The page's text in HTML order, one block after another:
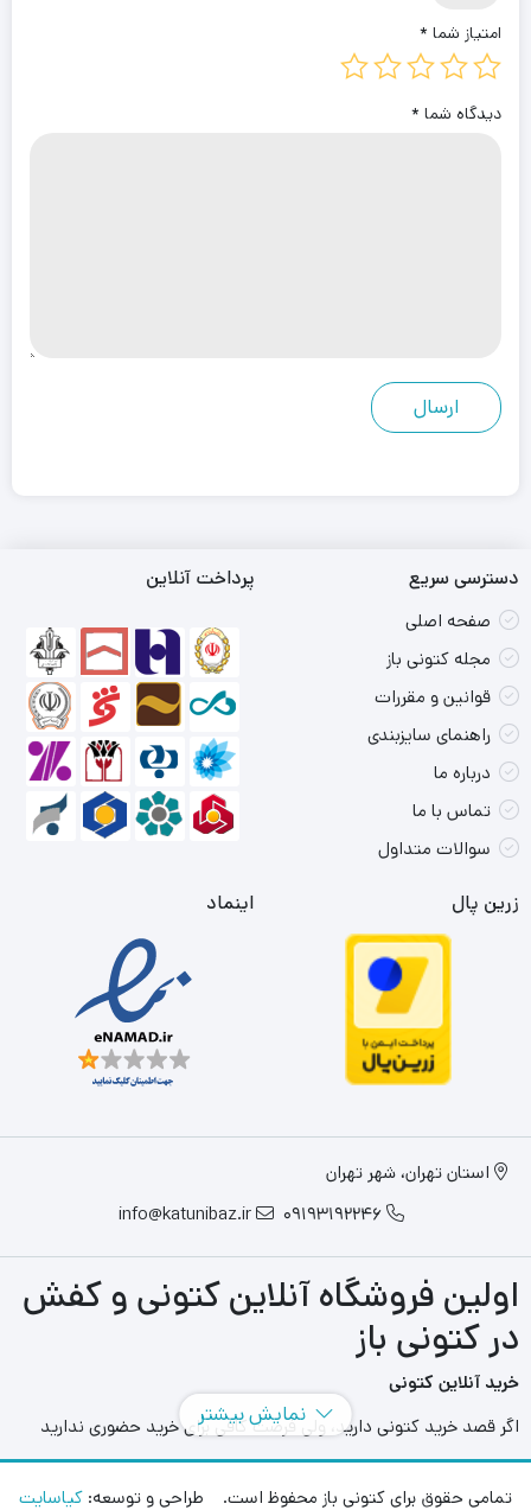
امتیاز شما *
دیدگاه شما *
دسترسی سریع
صفحه اصلی
مجله کتونی باز
قوانین و مقررات
راهنمای سایزبندی
درباره ما
تماس با ما
سوالات متداول
پرداخت آنلاین
زرین پال اینماد
استان تهران، شهر تهران
09193192246
info@katunibaz.ir
اولین فروشگاه آنلاین کتونی و کفش
در کتونی باز
خرید آنلاین کتونی
اگر قصد خرید کتونی دارید، ولی فرصت کافی برای خرید حضوری ندارید
آنها را انتخاب کنید و در هر محل و هر زمانی بدون محدودیت مدل های
نمایش بیشتر
تمامی حقوق برای کتونی باز محفوظ است. طراحی و توسعه: کیاسایت